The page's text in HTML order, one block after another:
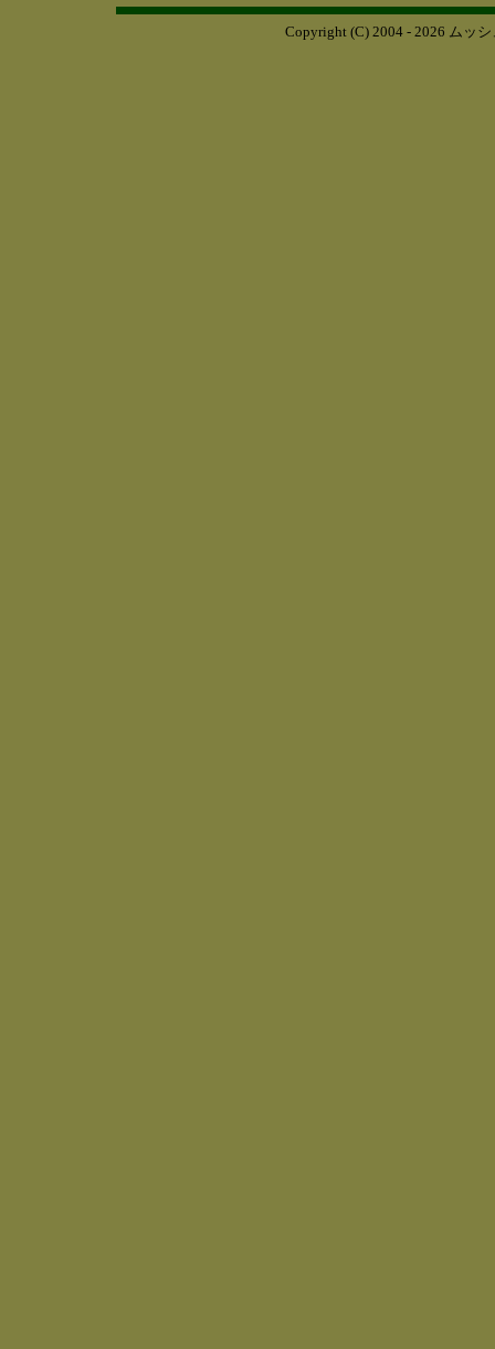
Copyright (C) 2004 - 2026 ムッ